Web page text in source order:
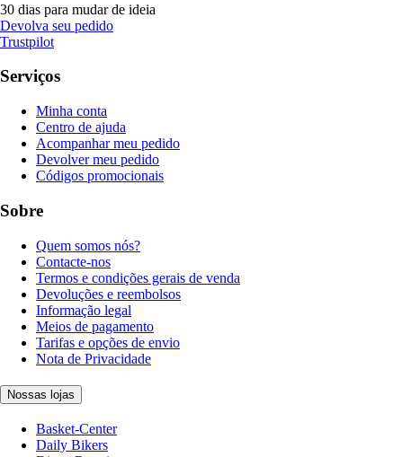
30 dias para mudar de ideia
Devolva seu pedido
Trustpilot
Serviços
Minha conta
Centro de ajuda
Acompanhar meu pedido
Devolver meu pedido
Códigos promocionais
Sobre
Quem somos nós?
Contacte-nos
Termos e condições gerais de venda
Devoluções e reembolsos
Informação legal
Meios de pagamento
Tarifas e opções de envio
Nota de Privacidade
Nossas lojas
Basket-Center
Daily Bikers